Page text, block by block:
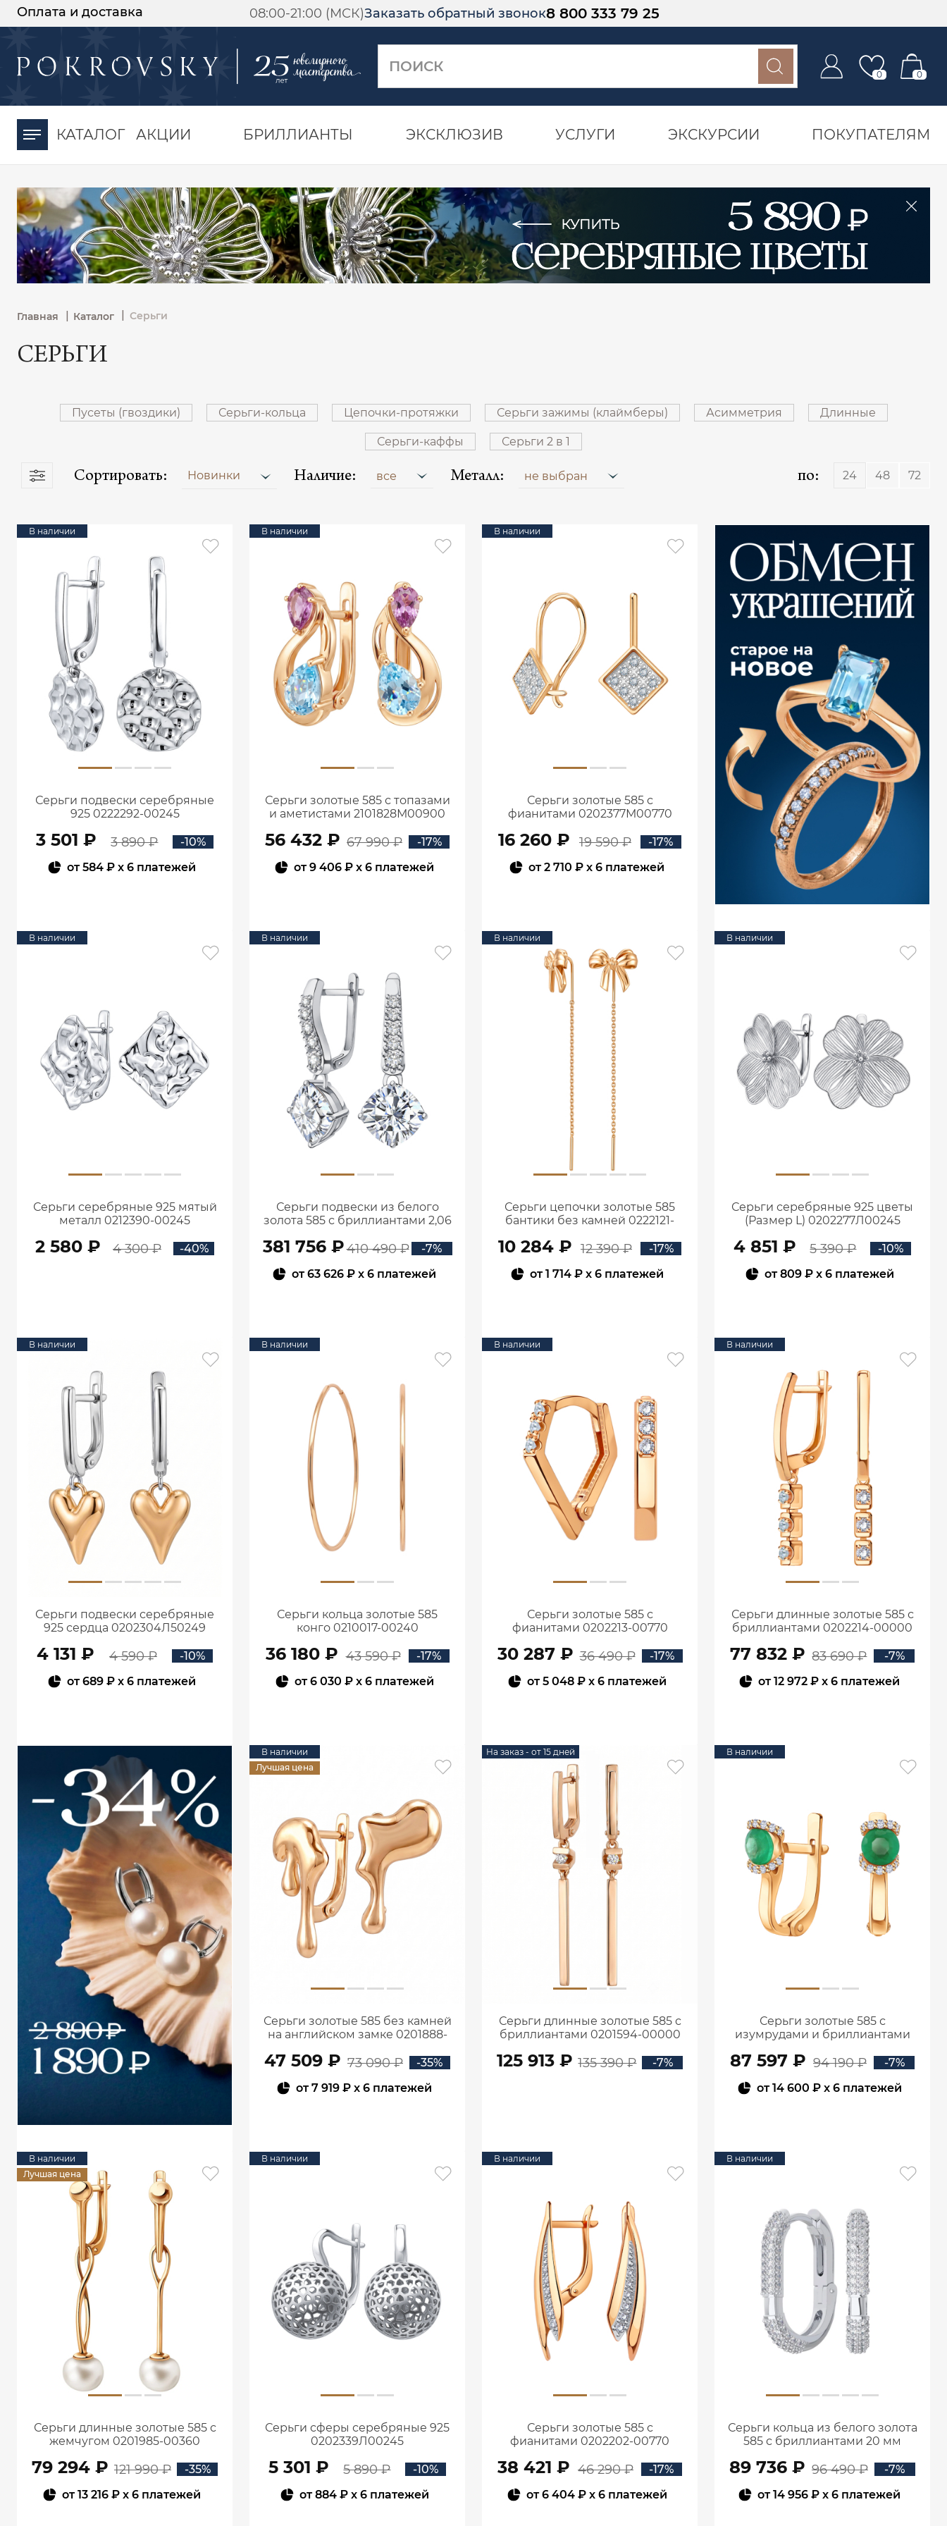
Оплата и доставка 08:00-21:00 (МСК)Заказать обратный звонок8 800 333 79 25
0 0
КАТАЛОГ АКЦИИ БРИЛЛИАНТЫ ЭКСКЛЮЗИВ УСЛУГИ ЭКСКУРСИИ ПОКУПАТЕЛЯМ
Главная | Каталог Серьги
СЕРЬГИ
Пусеты (гвоздики) Серьги-кольца Цепочки-протяжки Серьги зажимы (клаймберы) Асимметрия Длинные
Серьги-каффы Серьги 2 в 1
Сортировать: Новинки Наличие: все Металл: не выбран по: 24 48 72
В наличии
Серьги подвески серебряные
925 0222292-00245
3 501 ₽ 3 890 ₽
-10%
от584 ₽ x 6 платежей
В наличии
Серьги золотые 585 с топазами
и аметистами 2101828М00900
56 432 ₽ 67 990 ₽
-17%
от9 406 ₽ x 6 платежей
В наличии
Серьги золотые 585 с
фианитами 0202377М00770
16 260 ₽ 19 590 ₽
-17%
от2 710 ₽ x 6 платежей
В наличии
Серьги серебряные 925 мятый
металл 0212390-00245
2 580 ₽ 4 300 ₽ -40%
В наличии
Серьги подвески из белого
золота 585 с бриллиантами 2,06
381 756 ₽410 490 ₽
-7%
от63 626 ₽ x 6 платежей
В наличии
Серьги цепочки золотые 585
бантики без камней 0222121-
10 284 ₽ 12 390 ₽
-17%
от1 714 ₽x 6 платежей
В наличии
Серьги серебряные 925 цветы
(Размер L) 0202277Л00245
4 851 ₽ 5 390 ₽
-10%
от809 ₽x 6 платежей
В наличии
Серьги подвески серебряные
925 сердца 0202304Л50249
4 131 ₽ 4 590 ₽
-10%
от689 ₽ x 6 платежей
В наличии
Серьги кольца золотые 585
конго 0210017-00240
36 180 ₽ 43 590 ₽
-17%
от6 030 ₽x 6 платежей
В наличии
Серьги золотые 585 с
фианитами 0202213-00770
30 287 ₽ 36 490 ₽
-17%
от5 048 ₽x 6 платежей
В наличии
Серьги длинные золотые 585 с
бриллиантами 0202214-00000
77 832 ₽ 83 690 ₽
-7%
от12 972 ₽ x 6 платежей
В наличии
Лучшая цена
Серьги золотые 585 без камней
на английском замке 0201888-
47 509 ₽ 73 090 ₽
-35%
от7 919 ₽ x 6 платежей
На заказ - от 15 дней
Серьги длинные золотые 585 с
бриллиантами 0201594-00000
125 913 ₽ 135 390 ₽ -7%
В наличии
Серьги золотые 585 с
изумрудами и бриллиантами
87 597 ₽ 94 190 ₽
-7%
от14 600 ₽x 6 платежей
В наличии
Лучшая цена
Серьги длинные золотые 585 с
жемчугом 0201985-00360
79 294 ₽ 121 990 ₽
-35%
от13 216 ₽ x 6 платежей
В наличии
Серьги сферы серебряные 925
0202339Л00245
5 301 ₽ 5 890 ₽
-10%
от884 ₽x 6 платежей
В наличии
Серьги золотые 585 с
фианитами 0202202-00770
38 421 ₽ 46 290 ₽
-17%
от6 404 ₽x 6 платежей
В наличии
Серьги кольца из белого золота
585 с бриллиантами 20 мм
89 736 ₽ 96 490 ₽
-7%
от14 956 ₽ x 6 платежей
-30%
момента оплаты